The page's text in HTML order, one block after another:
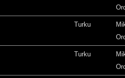
Turku
Turku